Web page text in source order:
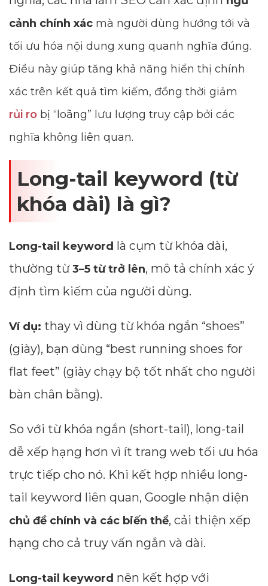
cảnh chính xác mà người dùng hướng tới và
tối ưu hóa nội dung xung quanh nghĩa đúng.
Điều này giúp tăng khả năng hiển thị chính
xác trên kết quả tìm kiếm, đồng thời giảm
rủi ro bị “loãng” lưu lượng truy cập bởi các
nghĩa không liên quan.
Long-tail keyword (từ
khóa dài) là gì?
Long-tail keyword là cụm từ khóa dài,
thường từ 3–5 từ trở lên, mô tả chính xác ý
định tìm kiếm của người dùng.
Ví dụ: thay vì dùng từ khóa ngắn “shoes”
(giày), bạn dùng “best running shoes for
flat feet” (giày chạy bộ tốt nhất cho người
bàn chân bằng).
So với từ khóa ngắn (short-tail), long-tail
dễ xếp hạng hơn vì ít trang web tối ưu hóa
trực tiếp cho nó. Khi kết hợp nhiều long-
tail keyword liên quan, Google nhận diện
chủ đề chính và các biến thể, cải thiện xếp
hạng cho cả truy vấn ngắn và dài.
Long-tail keyword nên kết hợp với